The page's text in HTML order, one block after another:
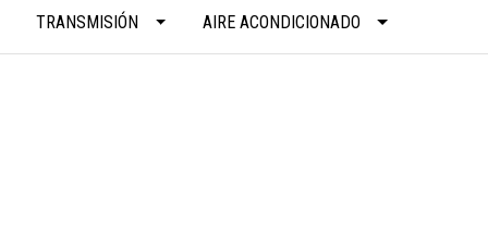
TRANSMISIÓN AIRE ACONDICIONADO